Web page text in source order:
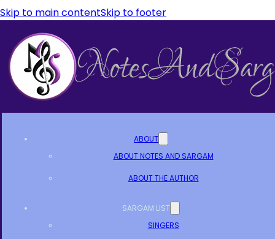
Skip to main contentSkip to footer
ABOUT
ABOUT NOTES AND SARGAM
ABOUT THE AUTHOR
SARGAM LIST
SINGERS